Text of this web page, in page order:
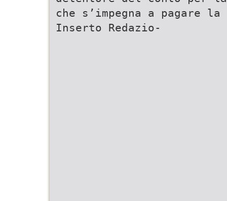
che s’impegna a
Inserto Redazio-